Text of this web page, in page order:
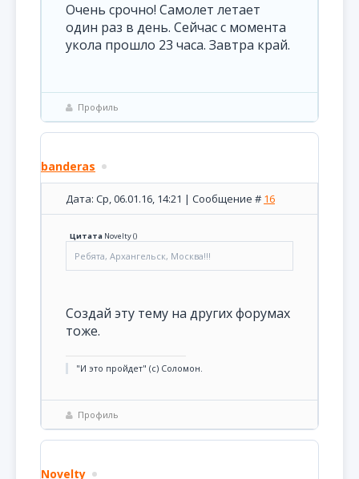
Очень срочно! Самолет летает
один раз в день. Сейчас с момента
укола прошло 23 часа. Завтра край.
Профиль
banderas
Дата: Ср, 06.01.16, 14:21 | Сообщение # 16
Цитата Novelty()
Ребята, Архангельск, Москва!!!
Создай эту тему на других форумах
тоже.
"И это пройдет" (с) Соломон.
Профиль
Novelty